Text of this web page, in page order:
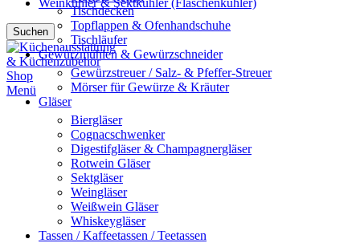
Weinkühler & Sektkühler (Flaschenkühler)
Suchen
Menü
Tischdecken
Topflappen & Ofenhandschuhe
Tischläufer
Gewürzmühlen & Gewürzschneider
Gewürzstreuer / Salz- & Pfeffer-Streuer
Mörser für Gewürze & Kräuter
Gläser
Biergläser
Cognacschwenker
Digestifgläser & Champagnergläser
Rotwein Gläser
Sektgläser
Weingläser
Weißwein Gläser
Whiskeygläser
Tassen / Kaffeetassen / Teetassen